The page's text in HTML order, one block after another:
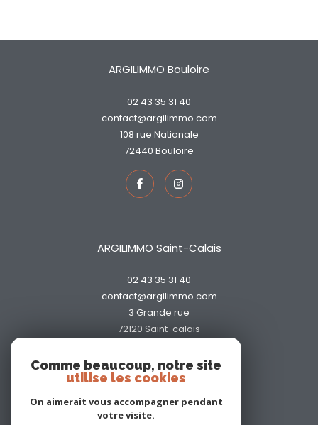
ARGILIMMO Bouloire
02 43 35 31 40
contact@argilimmo.com
108 rue Nationale
72440
bouloire
ARGILIMMO Saint-Calais
02 43 35 31 40
contact@argilimmo.com
3 Grande rue
72120
saint-calais
Comme beaucoup, notre site
utilise les cookies
On aimerait vous accompagner pendant
votre visite.